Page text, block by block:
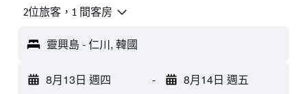
2位旅客，1 間客房
靈興島 - 仁川, 韓國
8月13日 週四 - 8月14日 週五